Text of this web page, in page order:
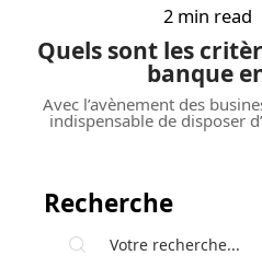
2 min read
Quels sont les
banque
Avec l’avènement des
indispensable de disposer
Recherche